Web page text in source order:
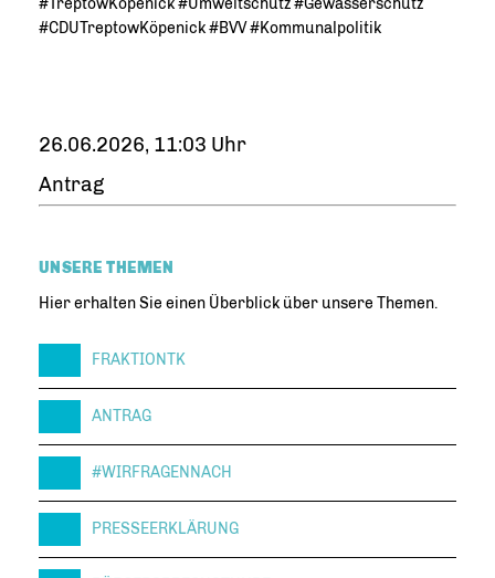
#CDUTreptowKöpenick #BVV #Kommunalpolitik
26.06.2026, 11:03 Uhr
Antrag
UNSERE THEMEN
Hier erhalten Sie einen Überblick über unsere Themen.
FRAKTIONTK
ANTRAG
#WIRFRAGENNACH
PRESSEERKLÄRUNG